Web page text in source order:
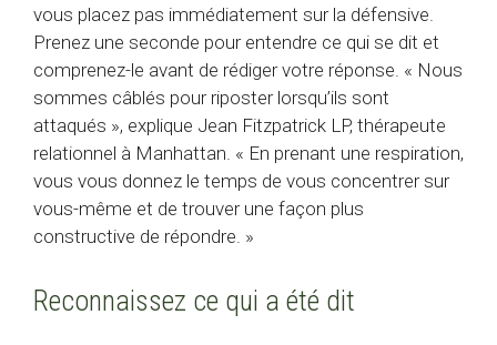
vous placez pas immédiatement sur la défensive.
Prenez une seconde pour entendre ce qui se dit et
comprenez-le avant de rédiger votre réponse. « Nous
sommes câblés pour riposter lorsqu’ils sont
attaqués », explique Jean Fitzpatrick LP, thérapeute
relationnel à Manhattan. « En prenant une respiration,
vous vous donnez le temps de vous concentrer sur
vous-même et de trouver une façon plus
constructive de répondre. »
Reconnaissez ce qui a été dit